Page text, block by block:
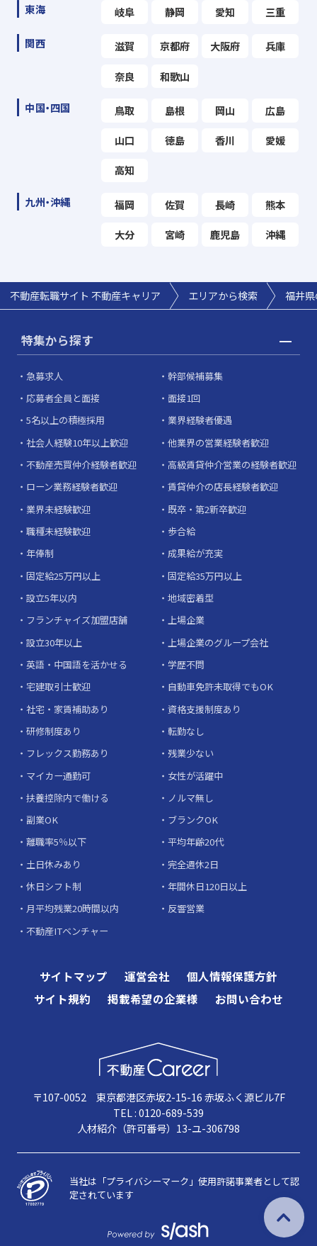
東海 岐阜 静岡 愛知 三重
関西 滋賀 京都府 大阪府 兵庫
奈良 和歌山
中国・四国 鳥取 島根 岡山 広島
山口 徳島 香川 愛媛
高知
九州・沖縄 福岡 佐賀 長崎 熊本
大分 宮崎 鹿児島 沖縄
不動産転職サイト 不動産キャリア エリアから検索 福井
特集から探す
急募求人
幹部候補募集
応募者全員と面接
面接1回
5名以上の積極採用
業界経験者優遇
社会人経験10年以上歓迎
他業界の営業経験者歓迎
不動産売買仲介経験者歓迎
高級賃貸仲介営業の経験者歓迎
ローン業務経験者歓迎
賃貸仲介の店長経験者歓迎
業界未経験歓迎
既卒・第2新卒歓迎
職種未経験歓迎
歩合給
年俸制
成果給が充実
固定給25万円以上
固定給35万円以上
設立5年以内
地域密着型
フランチャイズ加盟店舗
上場企業
設立30年以上
上場企業のグループ会社
英語・中国語を活かせる
学歴不問
宅建取引士歓迎
自動車免許未取得でもOK
社宅・家賃補助あり
資格支援制度あり
研修制度あり
転勤なし
フレックス勤務あり
残業少ない
マイカー通勤可
女性が活躍中
扶養控除内で働ける
ノルマ無し
副業OK
ブランクOK
離職率5％以下
平均年齢20代
土日休みあり
完全週休2日
休日シフト制
年間休日120日以上
月平均残業20時間以内
反響営業
不動産ITベンチャー
サイトマップ 運営会社
個人情報保護方針
サイト規約
掲載希望の企業様 お問い合わせ
〒107-0052 東京都港区赤坂2-15-16 赤坂ふく源ビル7F
TEL : 0120-689-539
人材紹介（許可番号）13-ユ-306798
当社は「プライバシーマーク」使用許諾事業者として認
定されています